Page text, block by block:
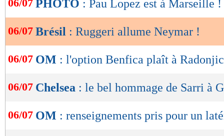
de
OK
06/07 PHOTO : Pau Lopez est à Marseille !
06/07 Brésil : Ruggeri allume Neymar !
06/07 OM : l'option Benfica plaît à Radonjic
06/07 Chelsea : le bel hommage de Sarri à
06/07 OM : renseignements pris pour un